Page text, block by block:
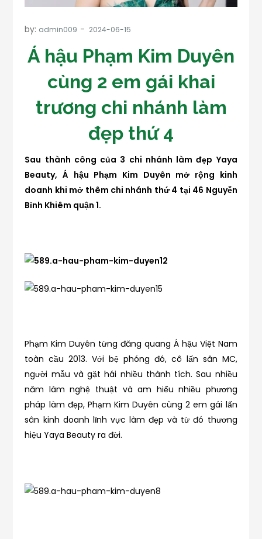
by: admin009
Á hậu Phạm Kim Duyên
cùng 2 em gái khai
trương chi nhánh làm
đẹp thứ 4
Sau thành công của 3 chi nhánh làm đẹp Yaya
Beauty, Á hậu Phạm Kim Duyên mở rộng kinh
doanh khi mở thêm chi nhánh thứ 4 tại 46 Nguyễn
Bỉnh Khiêm quận 1.
Phạm Kim Duyên từng đăng quang Á hậu Việt Nam
toàn cầu 2013. Với bệ phóng đó, cô lấn sân MC,
người mẫu và gặt hái nhiều thành tích. Sau nhiều
năm làm nghệ thuật và am hiểu nhiều phương
pháp làm đẹp, Phạm Kim Duyên cùng 2 em gái lấn
sân kinh doanh lĩnh vực làm đẹp và từ đó thương
hiệu Yaya Beauty ra đời.